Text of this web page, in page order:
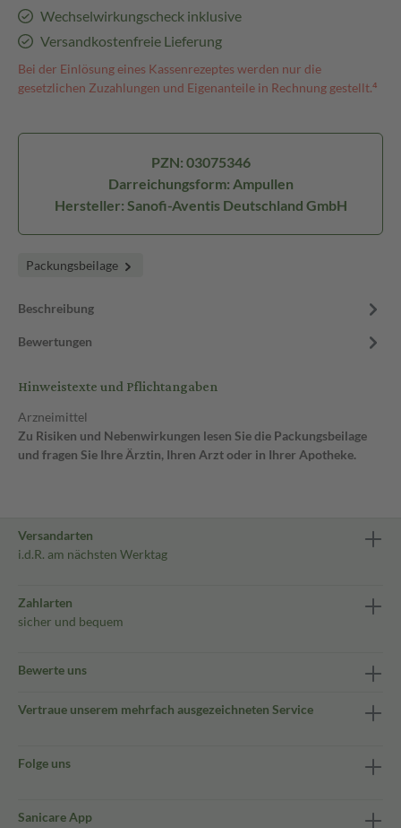
Wechselwirkungscheck inklusive
Versandkostenfreie Lieferung
Bei der Einlösung eines Kassenrezeptes werden nur die
gesetzlichen Zuzahlungen und Eigenanteile in Rechnung gestellt.⁴
PZN: 03075346
Darreichungsform: Ampullen
Hersteller: Sanofi-Aventis Deutschland GmbH
Packungsbeilage
Beschreibung
Bewertungen
Hinweistexte und Pflichtangaben
Arzneimittel
Zu Risiken und Nebenwirkungen lesen Sie die Packungsbeilage
und fragen Sie Ihre Ärztin, Ihren Arzt oder in Ihrer Apotheke.
Versandarten
i.d.R. am nächsten Werktag
Zahlarten
sicher und bequem
Bewerte uns
Vertraue unserem mehrfach ausgezeichneten Service
Folge uns
Sanicare App